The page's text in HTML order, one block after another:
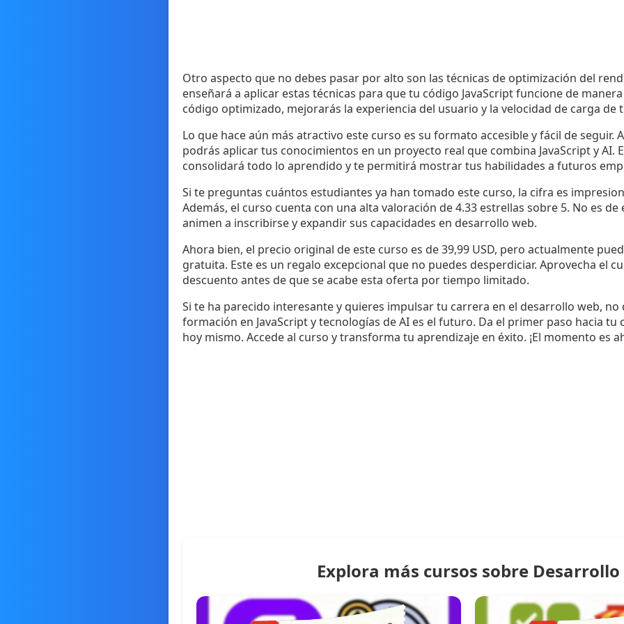
Otro aspecto que no debes pasar por alto son las técnicas de optimización del
enseñará a aplicar estas técnicas para que tu código JavaScript funcione de
código optimizado, mejorarás la experiencia del usuario y la velocidad de carga de
Lo que hace aún más atractivo este curso es su formato accesible y fácil de seguir.
podrás aplicar tus conocimientos en un proyecto real que combina JavaScript y AI.
consolidará todo lo aprendido y te permitirá mostrar tus habilidades a futuros
Si te preguntas cuántos estudiantes ya han tomado este curso, la cifra es
Además, el curso cuenta con una alta valoración de 4.33 estrellas sobre 5. No es
animen a inscribirse y expandir sus capacidades en desarrollo web.
Ahora bien, el precio original de este curso es de 39,99 USD, pero actualmente
gratuita. Este es un regalo excepcional que no puedes desperdiciar. Aprovecha el
descuento antes de que se acabe esta oferta por tiempo limitado.
Si te ha parecido interesante y quieres impulsar tu carrera en el desarrollo web, no
formación en JavaScript y tecnologías de AI es el futuro. Da el primer paso hacia
hoy mismo. Accede al curso y transforma tu aprendizaje en éxito. ¡El momento es
Explora más cursos sobre Desarrollo